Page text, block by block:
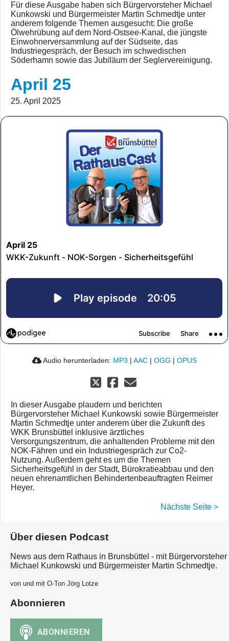
Für diese Ausgabe haben sich Bürgervorsteher Michael
Kunkowski und Bürgermeister Martin Schmedtje unter
anderem folgende Themen ausgesucht: Die große
Ölwehrübung auf dem Nord-Ostsee-Kanal, die jüngste
Einwohnerversammlung auf der Südseite, das
Industriegespräch, der Besuch im schwedischen
Söderhamn sowie das Jubiläum der Seglervereinigung.
April 25
25. April 2025
Audio herunterladen: MP3 | AAC | OGG | OPUS
In dieser Ausgabe plaudern und berichten
Bürgervorsteher Michael Kunkowski sowie Bürgermeister
Martin Schmedtje unter anderem über die Zukunft des
WKK Brunsbüttel inklusive ärztliches
Versorgungszentrum, die anhaltenden Probleme mit den
NOK-Fähren und ein Industriegespräch zur Co2-
Nutzung. Außerdem geht es um die Themen
Sicherheitsgefühl in der Stadt, Bürokratieabbau und den
neuen ehrenamtlichen Behindertenbeauftragten Reimer
Heyer.
Nächste Seite >
Über diesen Podcast
News aus dem Rathaus in Brunsbüttel - mit Bürgervorsteher
Michael Kunkowski und Bürgermeister Martin Schmedtje.
von und mit O-Ton Jörg Lotze
Abonnieren